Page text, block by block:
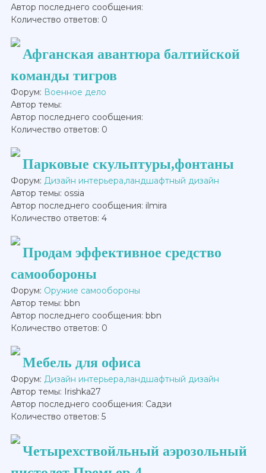
Автор последнего сообщения:
Количество ответов: 0
Афганская авантюра балтийской
команды тигров
Форум: Военное дело
Автор темы:
Автор последнего сообщения:
Количество ответов: 0
Парковые скульптуры,фонтаны
Форум: Дизайн интерьера,ландшафтный дизайн
Автор темы: ossia
Автор последнего сообщения: ilmira
Количество ответов: 4
Продам эффективное средство
самообороны
Форум: Оружие самообороны
Автор темы: bbn
Автор последнего сообщения: bbn
Количество ответов: 0
Мебель для офиса
Форум: Дизайн интерьера,ландшафтный дизайн
Автор темы: Irishka27
Автор последнего сообщения: Садзи
Количество ответов: 5
Четырехствойльный аэрозольный